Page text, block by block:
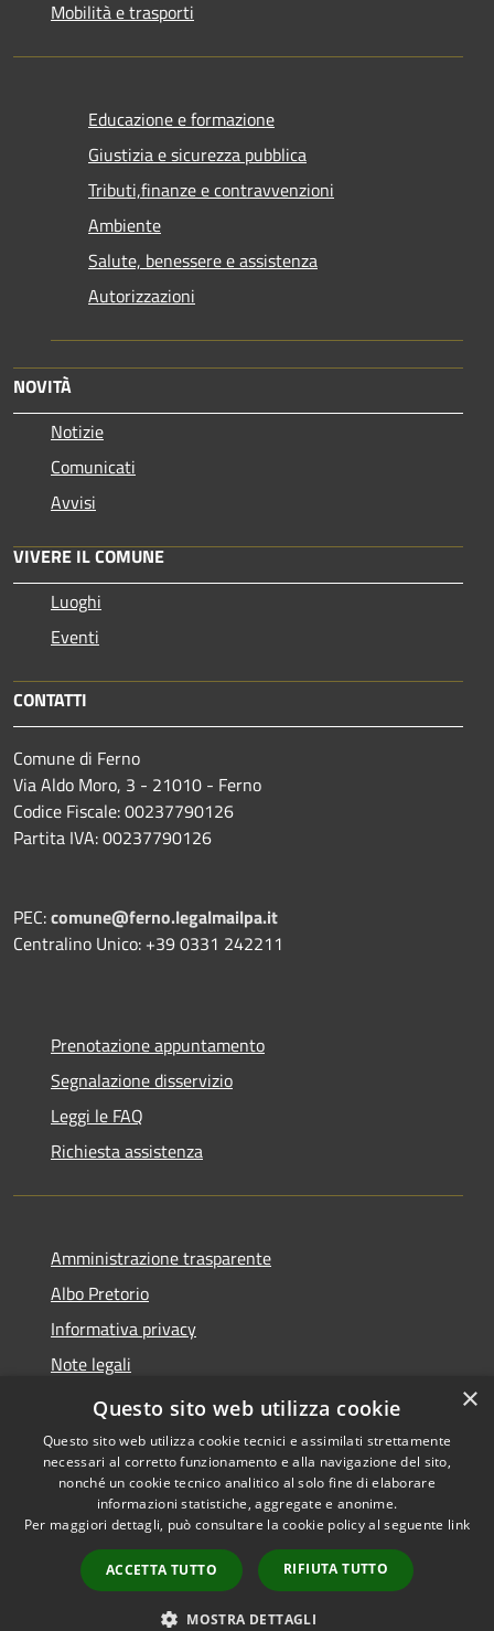
Mobilità e trasporti
Educazione e formazione
Giustizia e sicurezza pubblica
Tributi,finanze e contravvenzioni
Ambiente
Salute, benessere e assistenza
Autorizzazioni
NOVITÀ
Notizie
Comunicati
Avvisi
VIVERE IL COMUNE
Luoghi
Eventi
CONTATTI
Comune di Ferno
Via Aldo Moro, 3 - 21010 - Ferno
Codice Fiscale: 00237790126
Partita IVA: 00237790126
PEC:comune@ferno.legalmailpa.it
Centralino Unico: +39 0331 242211
Prenotazione appuntamento
Segnalazione disservizio
Leggi le FAQ
Richiesta assistenza
Amministrazione trasparente
Albo Pretorio
Informativa privacy
Note legali
Dichiarazione di accessibilità
Accessibilità
Copyright © 2026 • Comune di
Ferno • Powered by
Municipium•
Accesso
redazione
×
Questo sito web utilizza cookie
Questo sito web utilizza cookie tecnici e assimilati strettamente
necessari al corretto funzionamento e alla navigazione del sito,
nonché un cookie tecnico analitico al solo fine di elaborare
informazioni statistiche, aggregate e anonime.
Per maggiori dettagli, può consultare la cookie policy al seguente link
ACCETTA TUTTO RIFIUTA TUTTO
MOSTRA DETTAGLI